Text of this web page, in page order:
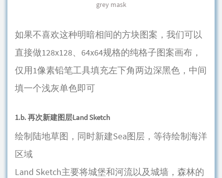
grey mask
如果不喜欢这种明暗相间的方块图案，我们可以
直接做128x128、64x64规格的纯格子图案画布，
仅用1像素铅笔工具填充左下角两边深黑色，中间
填一个浅灰单色即可
1.b. 再次新建图层Land Sketch
绘制陆地草图，同时新建Sea图层，等待绘制海洋
区域
Land Sketch主要将城堡和河流以及城墙，森林的